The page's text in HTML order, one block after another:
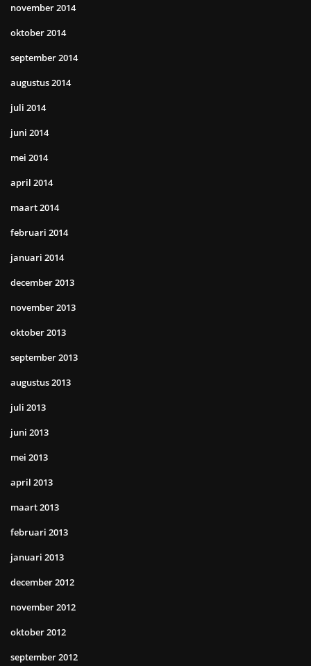
november 2014
oktober 2014
september 2014
augustus 2014
juli 2014
juni 2014
mei 2014
april 2014
maart 2014
februari 2014
januari 2014
december 2013
november 2013
oktober 2013
september 2013
augustus 2013
juli 2013
juni 2013
mei 2013
april 2013
maart 2013
februari 2013
januari 2013
december 2012
november 2012
oktober 2012
september 2012